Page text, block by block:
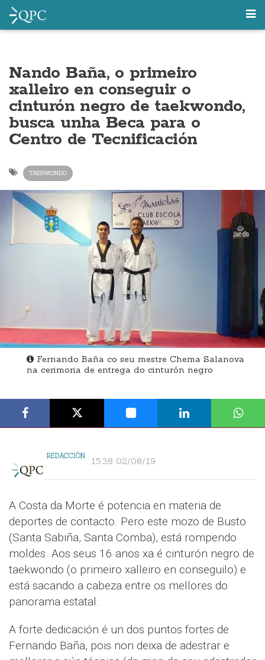
Nando Baña, o primeiro
xalleiro en conseguir o
cinturón negro de taekwondo,
busca unha Beca para o
Centro de Tecnificación
TAEKWONDO
Fernando Baña co seu mestre Chema Salanova
na cerimoria de entrega do cinturón negro
REDACCIÓN 15:38 02/08/19
A Costa da Morte é potencia en materia de
deportes de contacto. Pero este mozo de Busto
(Santa Sabiña, Santa Comba), está rompendo
moldes. Aos seus 16 anos xa é cinturón negro de
taekwondo (o primeiro xalleiro en conseguilo) e
está sacando a cabeza entre os mellores do
panorama estatal.
A forte dedicación é un dos puntos fortes de
Fernando Baña, pois non deixa de adestrar e